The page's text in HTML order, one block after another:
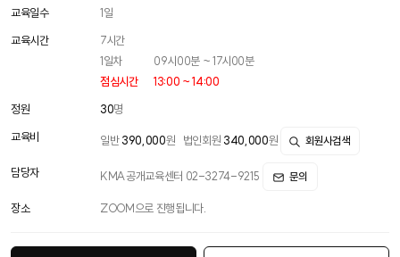
교육일수
1일
교육시간
7시간
1일차
09시00분 ~ 17시00분
점심시간
13:00 ~ 14:00
정원
30명
교육비
일반 390,000원 법인회원 340,000원 회원사검색
담당자 KMA공개교육센터 02-3274-9215 문의
장소 ZOOM으로 진행됩니다.